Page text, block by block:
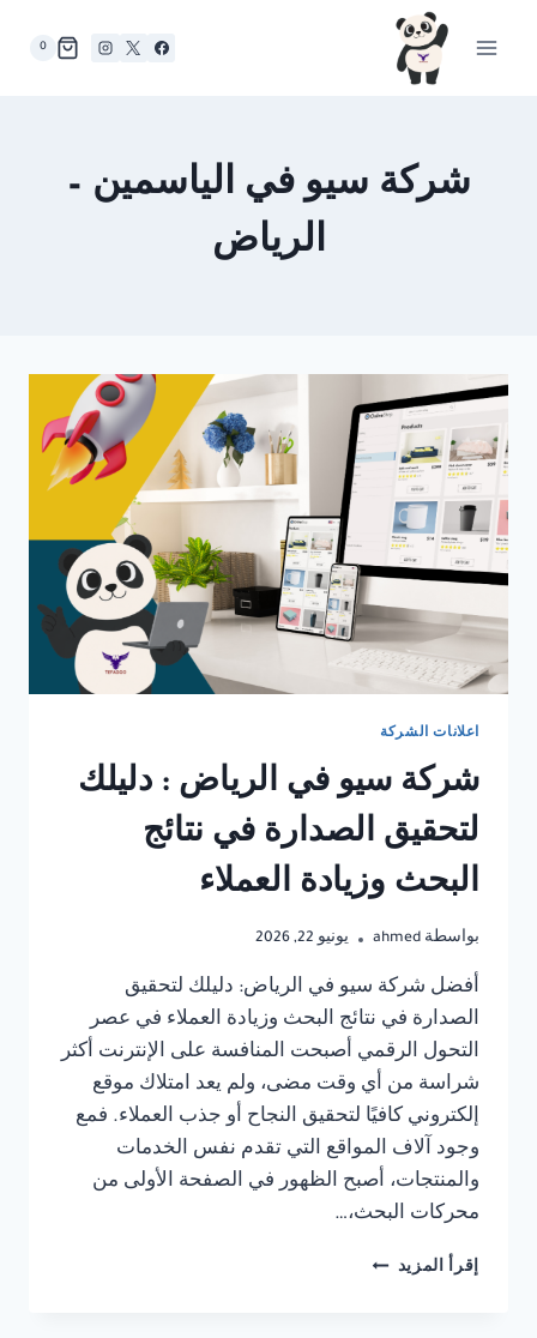
0
شركة سيو في الياسمين –
الرياض
اعلانات الشركة
شركة سيو في الرياض : دليلك
لتحقيق الصدارة في نتائج
البحث وزيادة العملاء
بواسطة ahmed يونيو 22, 2026
أفضل شركة سيو في الرياض: دليلك لتحقيق
الصدارة في نتائج البحث وزيادة العملاء في عصر
التحول الرقمي أصبحت المنافسة على الإنترنت أكثر
شراسة من أي وقت مضى، ولم يعد امتلاك موقع
إلكتروني كافيًا لتحقيق النجاح أو جذب العملاء. فمع
وجود آلاف المواقع التي تقدم نفس الخدمات
والمنتجات، أصبح الظهور في الصفحة الأولى من
محركات البحث،…
إقرأ المزيد شركة